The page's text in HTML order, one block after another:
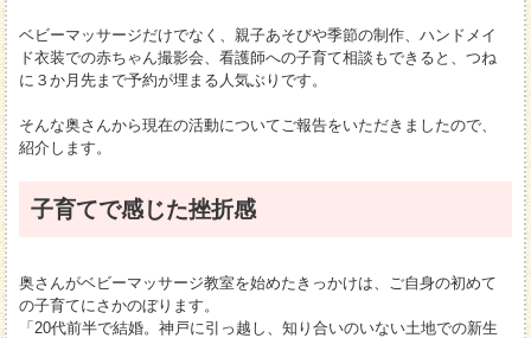
ベビーマッサージだけでなく、親子あそびや季節の制作、ハンドメイ
ド衣装での赤ちゃん撮影会、看護師への子育て相談もできると、つね
に３か月先まで予約が埋まる人気ぶりです。
そんな奥さんから現在の活動についてご報告をいただきましたので、
紹介します。
子育てで感じた挫折感
奥さんがベビーマッサージ教室を始めたきっかけは、ご自身の初めて
の子育てにさかのぼります。
「20代前半で結婚。神戸に引っ越し、知り合いのいない土地での新生